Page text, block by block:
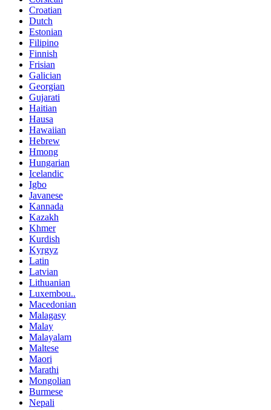
Croatian
Dutch
Estonian
Filipino
Finnish
Frisian
Galician
Georgian
Gujarati
Haitian
Hausa
Hawaiian
Hebrew
Hmong
Hungarian
Icelandic
Igbo
Javanese
Kannada
Kazakh
Khmer
Kurdish
Kyrgyz
Latin
Latvian
Lithuanian
Luxembou..
Macedonian
Malagasy
Malay
Malayalam
Maltese
Maori
Marathi
Mongolian
Burmese
Nepali